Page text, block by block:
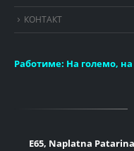
КОНТАКТ
Работиме: На големо,
E65, Naplatna